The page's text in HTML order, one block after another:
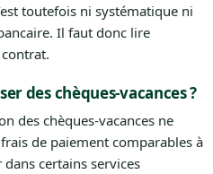
toutefois ni systématique ni
Il faut donc lire
des chèques-vacances ?
des chèques-vacances ne
de paiement comparables à
certains services